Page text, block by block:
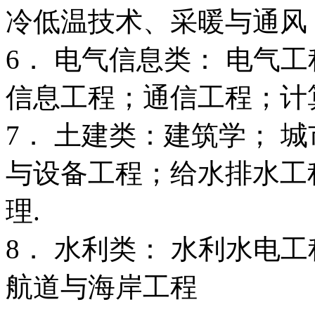
冷低温技术、采暖与通风
6． 电气信息类： 电气
信息工程；通信工程；
7． 土建类：建筑学；
与设备工程；给水排水
理.
8． 水利类： 水利水电
航道与海岸工程